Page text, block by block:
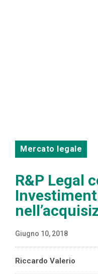
Mercato legale
R&P Legal
Giugno 10, 2018
Riccardo Valerio